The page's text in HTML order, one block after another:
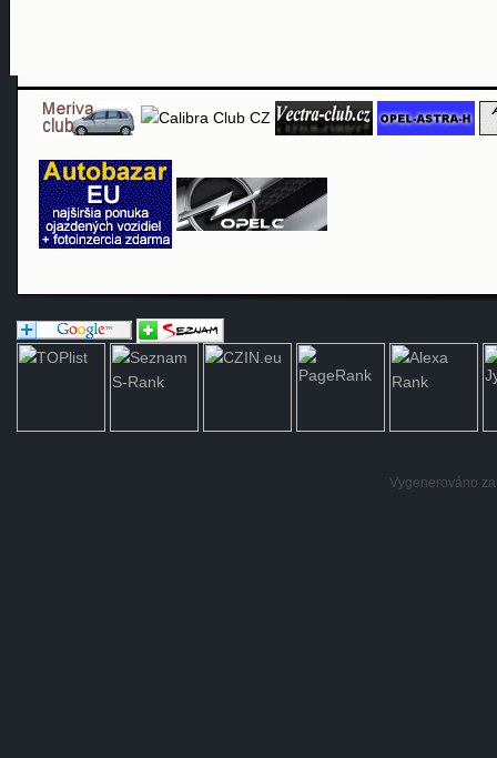
Vygenerováno